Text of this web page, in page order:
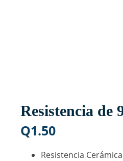
Resistencia de
Q1.50
Resistencia